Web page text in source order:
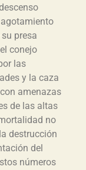
presa
conejo
las
y la caza
amenazas
de las altas
no
destrucción
del
números